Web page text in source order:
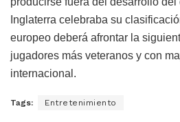
Inglaterra celebraba su
europeo deberá afrontar la
jugadores más veteranos y con
internacional.
Tags: Entretenimiento